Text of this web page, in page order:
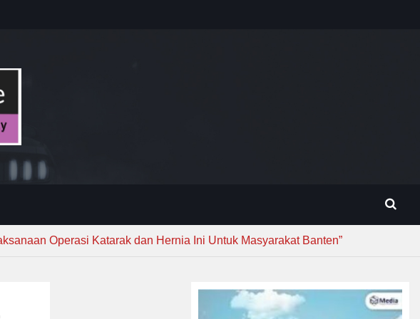
Operasi Katarak dan Hernia Ini Untuk Masyarakat Banten”